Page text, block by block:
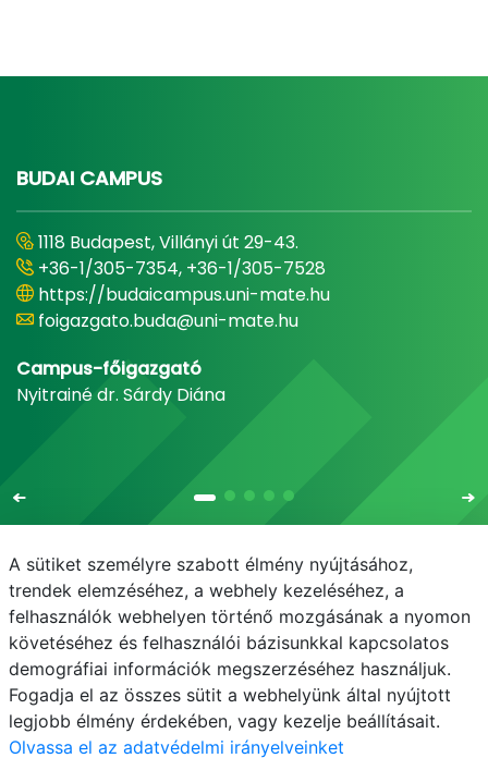
BUDAI CAMPUS
1118 Budapest, Villányi út 29-43.
+36-1/305-7354, +36-1/305-7528
https://budaicampus.uni-mate.hu
foigazgato.buda@uni-mate.hu
Campus-főigazgató
Nyitrainé dr. Sárdy Diána
E-mail Telefonkönyv NEPTUN
E-learning
Adatvédelem
Budai Campus kiadvány
A sütiket személyre szabott élmény nyújtásához,
trendek elemzéséhez, a webhely kezeléséhez, a
felhasználók webhelyen történő mozgásának a nyomon
követéséhez és felhasználói bázisunkkal kapcsolatos
demográfiai információk megszerzéséhez használjuk.
Fogadja el az összes sütit a webhelyünk által nyújtott
legjobb élmény érdekében, vagy kezelje beállításait.
Olvassa el az adatvédelmi irányelveinket